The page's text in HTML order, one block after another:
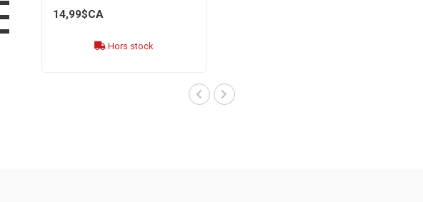
14,99$CA
Hors stock